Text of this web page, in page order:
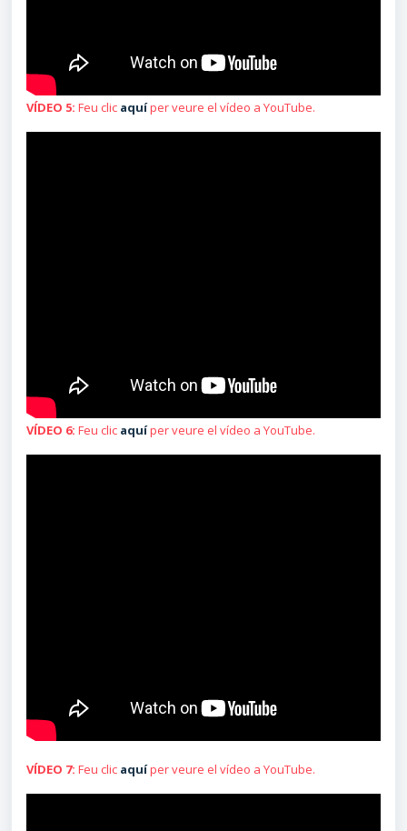
VÍDEO 5: Feu clic aquíper veure el vídeo a YouTube.
VÍDEO 6: Feu clic aquíper veure el vídeo a YouTube.
VÍDEO 7: Feu clic aquíper veure el vídeo a YouTube.